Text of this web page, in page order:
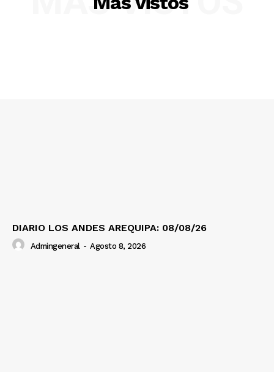
DIARIO LOS ANDES AREQUIPA: 08/08/26
Admingeneral - Agosto 8, 2026